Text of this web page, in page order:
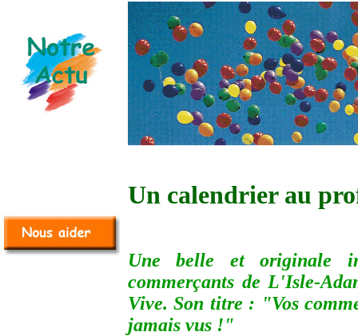
Un calendrier au
Une belle et originale
commerçants de L'Isle-
Vive. Son titre : "Vos
jamais vus !"